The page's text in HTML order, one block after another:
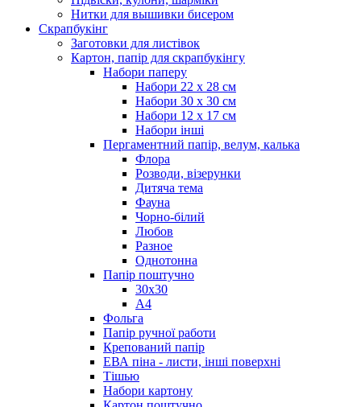
Нитки для вышивки бисером
Скрапбукінг
Заготовки для листівок
Картон, папір для скрапбукінгу
Набори паперу
Набори 22 х 28 см
Набори 30 х 30 см
Набори 12 х 17 см
Набори інші
Пергаментний папір, велум, калька
Флора
Розводи, візерунки
Дитяча тема
Фауна
Чорно-білий
Любов
Разное
Однотонна
Папір поштучно
30х30
А4
Фольга
Папір ручної работи
Крепований папір
ЕВА піна - листи, інші поверхні
Тішью
Набори картону